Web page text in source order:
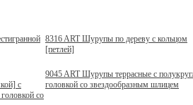
8316 ART Шурупы по дереву с кольцом
[петлей]
с
со
9045 ART Шурупы террасные с
головкой со звездообразным шлицем